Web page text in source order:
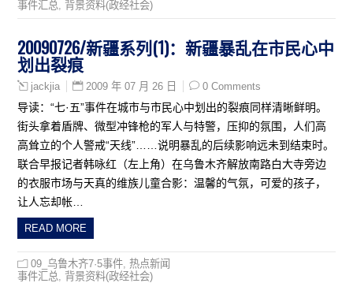
事件汇总
背景资料(政经社会)
20090726/新疆系列(1)：新疆暴乱在市民心中
划出裂痕
jackjia 2009 年 07 月 26 日 0 Comments
导读：“七·五”事件在城市与市民心中划出的裂痕同样清晰鲜明。
街头拿着盾牌、微型冲锋枪的军人与特警，压抑的氛围，人们高
高耸立的个人警戒“天线”……说明暴乱的后续影响远未到结束时。
联合早报记者韩咏红（左上角）在乌鲁木齐解放南路白大寺旁边
的衣服市场与天真的维族儿童合影：温馨的气氛，可爱的孩子，
让人忘却帐…
READ MORE
09_乌鲁木齐7·5事件 ,热点新闻
事件汇总
背景资料(政经社会)